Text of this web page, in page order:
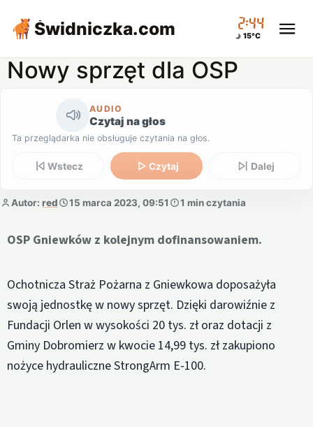
Świdniczka.com 02:44
15°C
Nowy sprzęt dla OSP
AUDIO
Czytaj na głos
Ta przeglądarka nie obsługuje czytania na głos.
Wstecz Czytaj Dalej
Autor: red 15 marca 2023, 09:51 1 min czytania
OSP Gniewków z kolejnym dofinansowaniem.
Ochotnicza Straż Pożarna z Gniewkowa doposażyła
swoją jednostkę w nowy sprzęt. Dzięki darowiźnie z
Fundacji Orlen w wysokości 20 tys. zł oraz dotacji z
Gminy Dobromierz w kwocie 14,99 tys. zł zakupiono
nożyce hydrauliczne StrongArm E-100.